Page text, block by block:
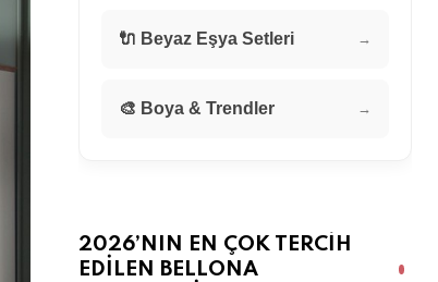
🔌 Beyaz Eşya Setleri →
🎨 Boya & Trendler →
2026’NIN EN ÇOK TERCIH
EDILEN BELLONA